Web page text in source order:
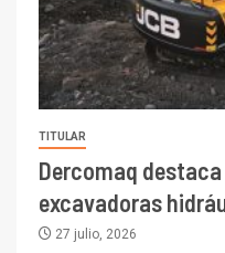
TITULAR
Dercomaq
excavadoras
27 julio, 2026